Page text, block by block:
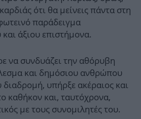
ότι θα μείνεις πάντα στη
παράδειγμα
άξιου επιστήμονα.
να συνδυάζει την αθόρυβη
και δημόσιου ανθρώπου
υπήρξε ακέραιος και
καθήκον και, ταυτόχρονα,
με τους συνομιλητές του.